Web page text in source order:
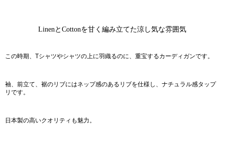
LinenとCottonを甘く編み立てた涼し気な雰囲気
この時期、Tシャツやシャツの上に羽織るのに、重宝するカーディガンです。
袖、前立て、裾のリブにはネップ感のあるリブを仕様し、ナチュラル感タップ
リです。
日本製の高いクオリティも魅力。